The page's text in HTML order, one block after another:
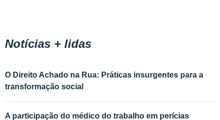
Notícias + lidas
O Direito Achado na Rua: Práticas insurgentes para a
transformação social
A participação do médico do trabalho em perícias